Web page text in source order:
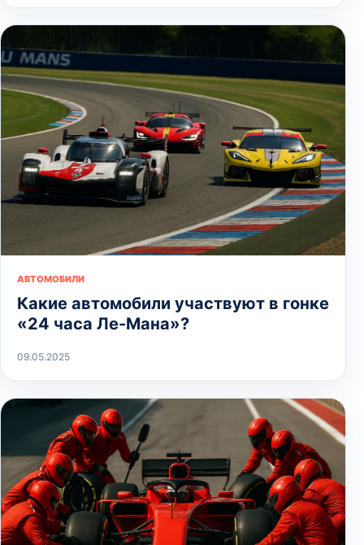
АВТОМОБИЛИ
Какие автомобили участвуют в гонке
«24 часа Ле-Мана»?
09.05.2025